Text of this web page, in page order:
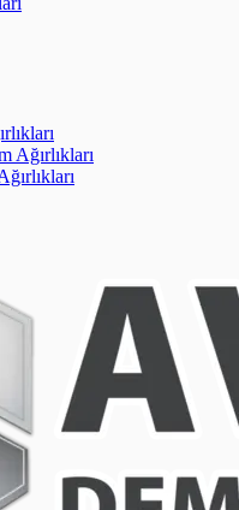
Ağırlıkları